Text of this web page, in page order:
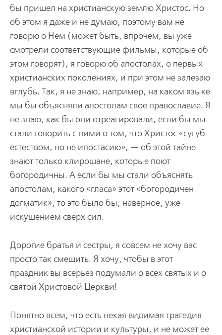
бы пришел на христианскую землю Христос. Но
об этом я даже и не думаю, поэтому вам не
говорю о Нем (может быть, впрочем, вы уже
смотрели соответствующие фильмы, которые об
этом говорят), я говорю об апостолах, о первых
христианских поколениях, и при этом не залезаю
вглубь. Так, я не знаю, например, на каком языке
мы бы объясняли апостолам свое православие. Я
не знаю, как бы они отреагировали, если бы мы
стали говорить с ними о том, что Христос «сугуб
естеством, но не ипостасию», — об этой тайне
знают только клирошане, которые поют
богородичны. А если бы мы стали объяснять
апостолам, какого «гласа» этот «богородичен
догматик», то это было бы, наверное, уже
искушением сверх сил.
Дорогие братья и сестры, я совсем не хочу вас
просто так смешить. Я хочу, чтобы в этот
праздник вы всерьез подумали о всех святых и о
святой Христовой Церкви!
Понятно всем, что есть некая видимая трагедия
христианской истории и культуры, и не может ее